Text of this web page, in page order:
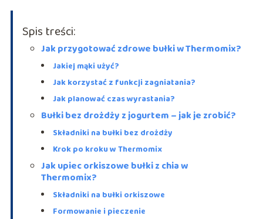
Spis treści:
Jak przygotować zdrowe bułki w Thermomix?
Jakiej mąki użyć?
Jak korzystać z funkcji zagniatania?
Jak planować czas wyrastania?
Bułki bez drożdży z jogurtem – jak je zrobić?
Składniki na bułki bez drożdży
Krok po kroku w Thermomix
Jak upiec orkiszowe bułki z chia w
Thermomix?
Składniki na bułki orkiszowe
Formowanie i pieczenie